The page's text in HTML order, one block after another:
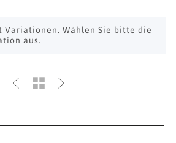
Variationen. Wählen Sie bitte die
aus.